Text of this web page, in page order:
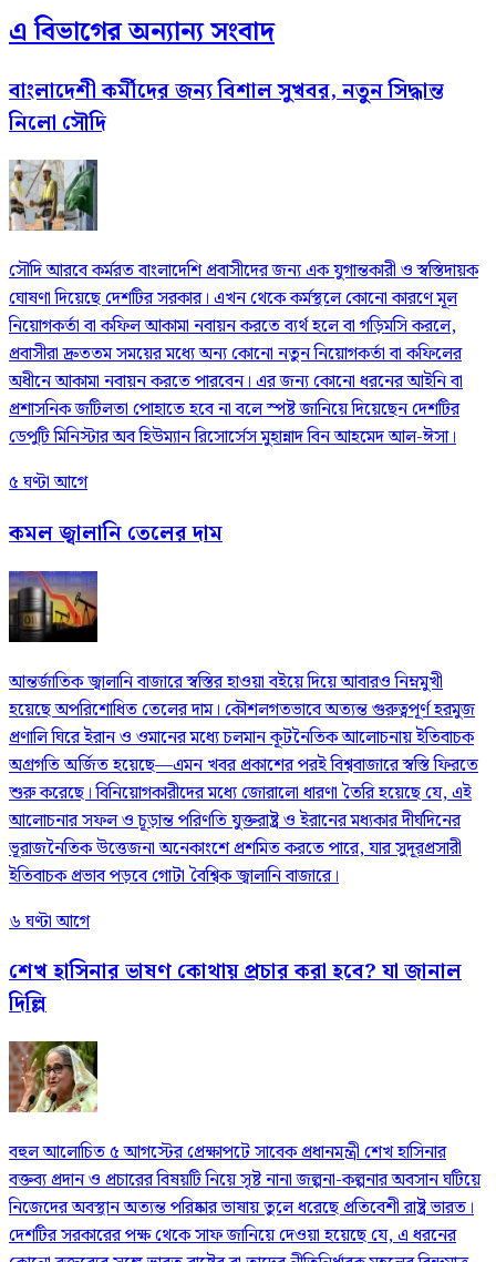
এ বিভাগের অন্যান্য সংবাদ
বাংলাদেশী কর্মীদের জন্য বিশাল সুখবর, নতুন সিদ্ধান্ত
নিলো সৌদি
সৌদি আরবে কর্মরত বাংলাদেশি প্রবাসীদের জন্য এক যুগান্তকারী ও স্বস্তিদায়ক
ঘোষণা দিয়েছে দেশটির সরকার। এখন থেকে কর্মস্থলে কোনো কারণে মূল
নিয়োগকর্তা বা কফিল আকামা নবায়ন করতে ব্যর্থ হলে বা গড়িমসি করলে,
প্রবাসীরা দ্রুততম সময়ের মধ্যে অন্য কোনো নতুন নিয়োগকর্তা বা কফিলের
অধীনে আকামা নবায়ন করতে পারবেন। এর জন্য কোনো ধরনের আইনি বা
প্রশাসনিক জটিলতা পোহাতে হবে না বলে স্পষ্ট জানিয়ে দিয়েছেন দেশটির
ডেপুটি মিনিস্টার অব হিউম্যান রিসোর্সেস মুহান্নাদ বিন আহমেদ আল-ঈসা।
৫ ঘণ্টা আগে
কমল জ্বালানি তেলের দাম
আন্তর্জাতিক জ্বালানি বাজারে স্বস্তির হাওয়া বইয়ে দিয়ে আবারও নিম্নমুখী
হয়েছে অপরিশোধিত তেলের দাম। কৌশলগতভাবে অত্যন্ত গুরুত্বপূর্ণ হরমুজ
প্রণালি ঘিরে ইরান ও ওমানের মধ্যে চলমান কূটনৈতিক আলোচনায় ইতিবাচক
অগ্রগতি অর্জিত হয়েছে—এমন খবর প্রকাশের পরই বিশ্ববাজারে স্বস্তি ফিরতে
শুরু করেছে। বিনিয়োগকারীদের মধ্যে জোরালো ধারণা তৈরি হয়েছে যে, এই
আলোচনার সফল ও চূড়ান্ত পরিণতি যুক্তরাষ্ট্র ও ইরানের মধ্যকার দীর্ঘদিনের
ভূরাজনৈতিক উত্তেজনা অনেকাংশে প্রশমিত করতে পারে, যার সুদূরপ্রসারী
ইতিবাচক প্রভাব পড়বে গোটা বৈশ্বিক জ্বালানি বাজারে।
৬ ঘণ্টা আগে
শেখ হাসিনার ভাষণ কোথায় প্রচার করা হবে? যা জানাল
দিল্লি
বহুল আলোচিত ৫ আগস্টের প্রেক্ষাপটে সাবেক প্রধানমন্ত্রী শেখ হাসিনার
বক্তব্য প্রদান ও প্রচারের বিষয়টি নিয়ে সৃষ্ট নানা জল্পনা-কল্পনার অবসান ঘটিয়ে
নিজেদের অবস্থান অত্যন্ত পরিষ্কার ভাষায় তুলে ধরেছে প্রতিবেশী রাষ্ট্র ভারত।
দেশটির সরকারের পক্ষ থেকে সাফ জানিয়ে দেওয়া হয়েছে যে, এ ধরনের